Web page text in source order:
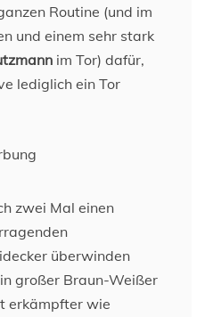
Routine (und im
und einem sehr stark
im Tor) dafür,
lediglich ein Tor
zwei Mal einen
überwinden
großer Braun-Weißer
erkämpfter wie